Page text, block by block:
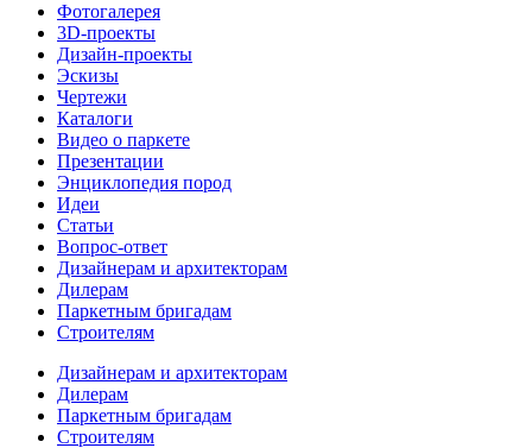
Фотогалерея
3D-проекты
Дизайн-проекты
Эскизы
Чертежи
Каталоги
Видео о паркете
Презентации
Энциклопедия пород
Идеи
Статьи
Вопрос-ответ
Дизайнерам и архитекторам
Дилерам
Паркетным бригадам
Строителям
Дизайнерам и архитекторам
Дилерам
Паркетным бригадам
Строителям